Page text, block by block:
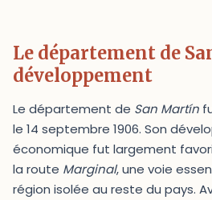
Le département de
développement
Le département de San Martín
le 14 septembre 1906. Son
économique fut largement
la route Marginal, une voie
région isolée au reste du pays.